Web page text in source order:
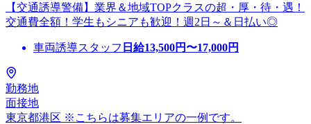
【交通誘導警備】業界＆地域TOPクラスの超・厚・待・遇！
交通費全額！学生もシニアも歓迎！週2日～＆日払い◎
車両誘導スタッフ 日給13,500円〜17,000円
勤務地
面接地
東京都港区 ※こちらは募集エリアの一例です。